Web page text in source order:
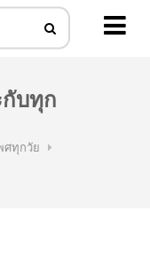
กับทุก
ศทุกวัย